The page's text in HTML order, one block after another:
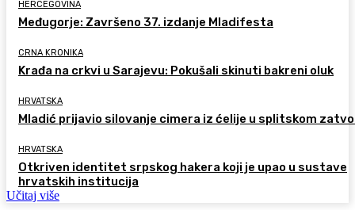
HERCEGOVINA
Međugorje: Završeno 37. izdanje Mladifesta
CRNA KRONIKA
Krađa na crkvi u Sarajevu: Pokušali skinuti bakreni oluk
HRVATSKA
Mladić prijavio silovanje cimera iz ćelije u splitskom
HRVATSKA
Otkriven identitet srpskog hakera koji je upao u sustave
hrvatskih institucija
Učitaj više